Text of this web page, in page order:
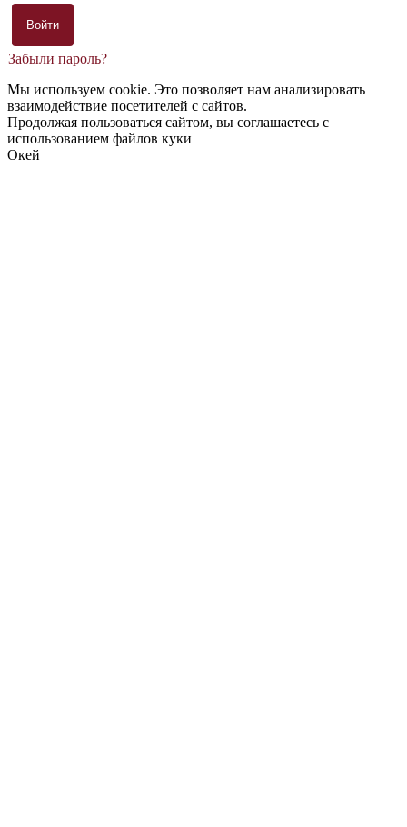
Забыли пароль?
Мы используем cookie. Это позволяет нам анализировать
взаимодействие посетителей с сайтов.
Продолжая пользоваться сайтом, вы соглашаетесь с
использованием файлов куки
Окей